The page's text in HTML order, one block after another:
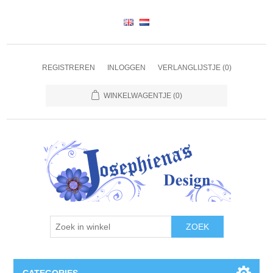
REGISTREREN INLOGGEN VERLANGLIJSTJE (0)
WINKELWAGENTJE (0)
ZOEK